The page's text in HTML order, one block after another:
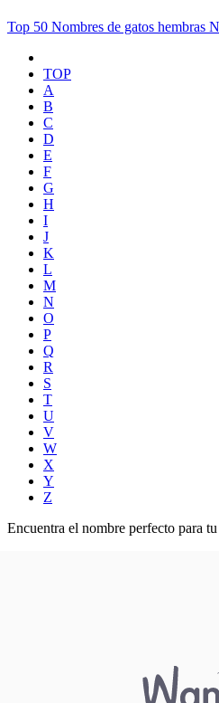
Top 50 Nombres de gatos hembras
TOP
A
B
C
D
E
F
G
H
I
J
K
L
M
N
O
P
Q
R
S
T
U
V
W
X
Y
Z
Encuentra el nombre perfecto para